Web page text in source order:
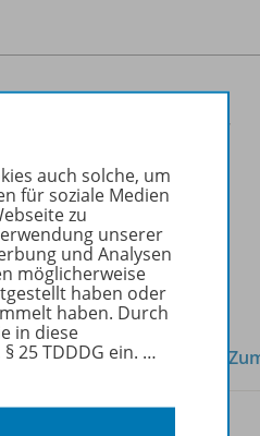
978-3-507-88314-7
auch solche, um
für soziale Medien
zu
unserer
und Analysen
möglicherweise
haben oder
haben. Durch
in diese
25 TDDDG ein. …